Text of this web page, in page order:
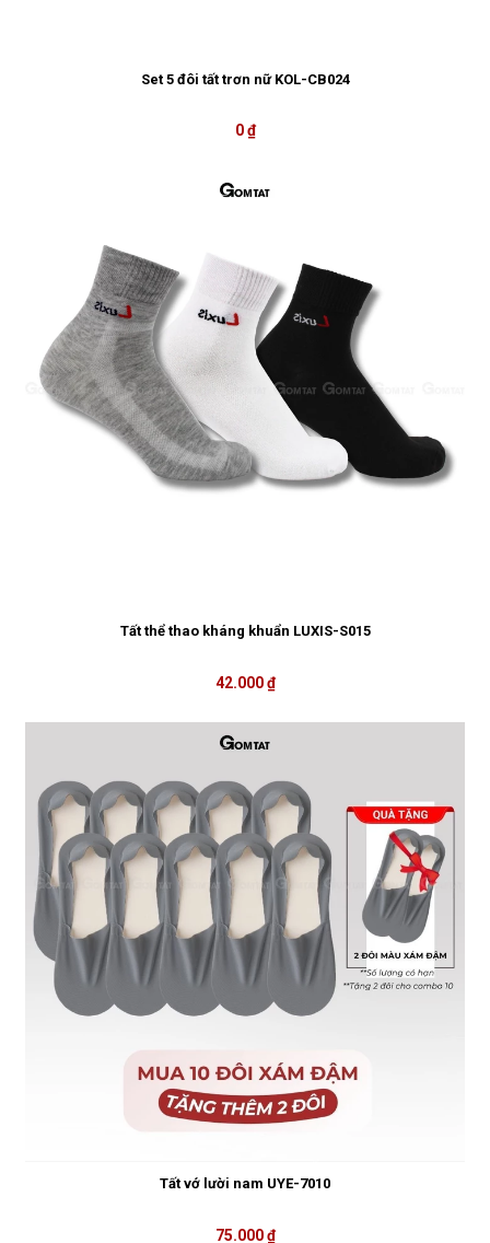
Set 5 đôi tất trơn nữ KOL-CB024
0 ₫
Tất thể thao kháng khuẩn LUXIS-S015
42.000 ₫
Tất vớ lười nam UYE-7010
75.000 ₫